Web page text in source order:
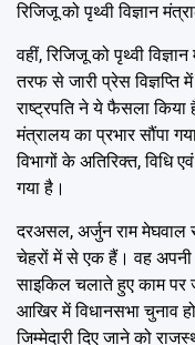
रिजिजू को पृथ्वी विज्ञान
वहीं, रिजिजू को पृथ्वी
तरफ से जारी प्रेस विज्ञप्ति
राष्ट्रपति ने ये फैसला किया
मंत्रालय का प्रभार सौंपा
विभागों के अतिरिक्त, विधि
गया है।
दरअसल, अर्जुन राम
चेहरों में से एक हैं। वह
साइकिल चलाते हुए काम पर
आखिर में विधानसभा चुनाव
जिम्मेदारी दिए जाने को